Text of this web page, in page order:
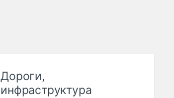
Дороги,
инфраструктура